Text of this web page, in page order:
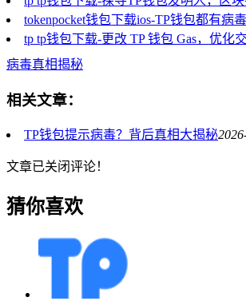
tokenpocket钱包下载ios-TP钱包都有病
tp tp钱包下载-更改 TP 钱包 Gas，优化
病毒真相揭秘
相关文章：
TP钱包提示病毒？背后真相大揭秘
文章已关闭评论！
猜你喜欢